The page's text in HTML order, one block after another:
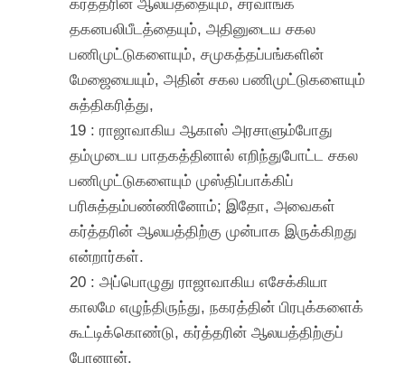
தகனபலிபீடத்தையும், அதினுடைய சகல
பணிமுட்டுகளையும், சமுகத்தப்பங்களின்
மேஜையையும், அதின் சகல பணிமுட்டுகளையும்
சுத்திகரித்து,
19 : ராஜாவாகிய ஆகாஸ் அரசாளும்போது
தம்முடைய பாதகத்தினால் எறிந்துபோட்ட சகல
பணிமுட்டுகளையும் முஸ்திப்பாக்கிப்
பரிசுத்தம்பண்ணினோம்; இதோ, அவைகள்
கர்த்தரின் ஆலயத்திற்கு முன்பாக இருக்கிறது
என்றார்கள்.
20 : அப்பொழுது ராஜாவாகிய எசேக்கியா
காலமே எழுந்திருந்து, நகரத்தின் பிரபுக்களைக்
கூட்டிக்கொண்டு, கர்த்தரின் ஆலயத்திற்குப்
போனான்.